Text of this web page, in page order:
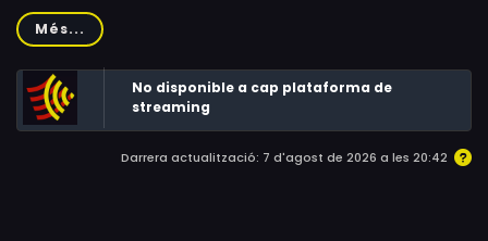
Canfield, Sid Melton, Tom Lester, Frank Cady, Pat
Buttram, John Scott Clough, Mary Tanner Bailey, Henry
Gibson, Lucy Lee Flippin, Mark Ballou, John Asher, Lycia
Naff, John Alvin, Tom Simmons, Sally Kemp, Tippi Hedren,
Frank Welker
Més...
No disponible a cap plataforma de
streaming
Darrera actualització: 7 d'agost de 2026 a les 20:42